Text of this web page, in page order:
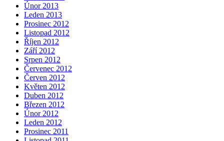
Únor 2013
Leden 2013
Prosinec 2012
Listopad 2012
Říjen 2012
Září 2012
Srpen 2012
Červenec 2012
Červen 2012
Květen 2012
Duben 2012
Březen 2012
Únor 2012
Leden 2012
Prosinec 2011